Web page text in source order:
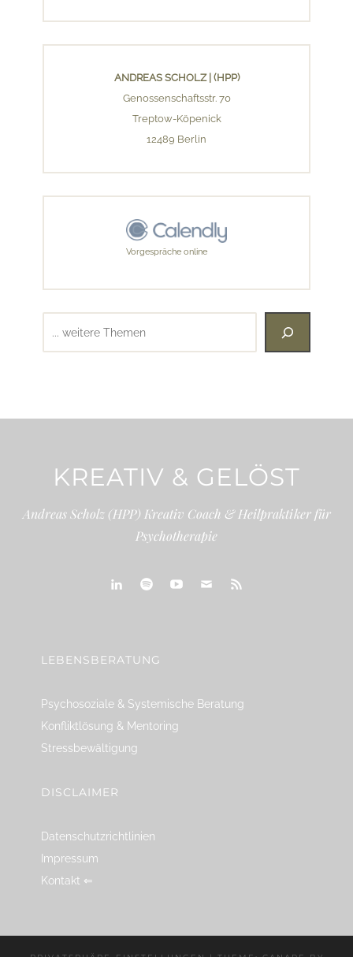
ANDREAS SCHOLZ | (HPP)
Genossenschaftsstr. 70
Treptow-Köpenick
12489 Berlin
Vorgespräche online
KREATIV & GELÖST
Andreas Scholz (HPP) Kreativ Coach & Heilpraktiker für
Psychotherapie
LEBENSBERATUNG
Psychosoziale & Systemische Beratung
Konfliktlösung & Mentoring
Stressbewältigung
DISCLAIMER
Datenschutzrichtlinien
Impressum
Kontakt ⇐